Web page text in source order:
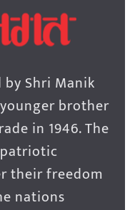
Shri Manik
brother
in 1946. The
their freedom
nations